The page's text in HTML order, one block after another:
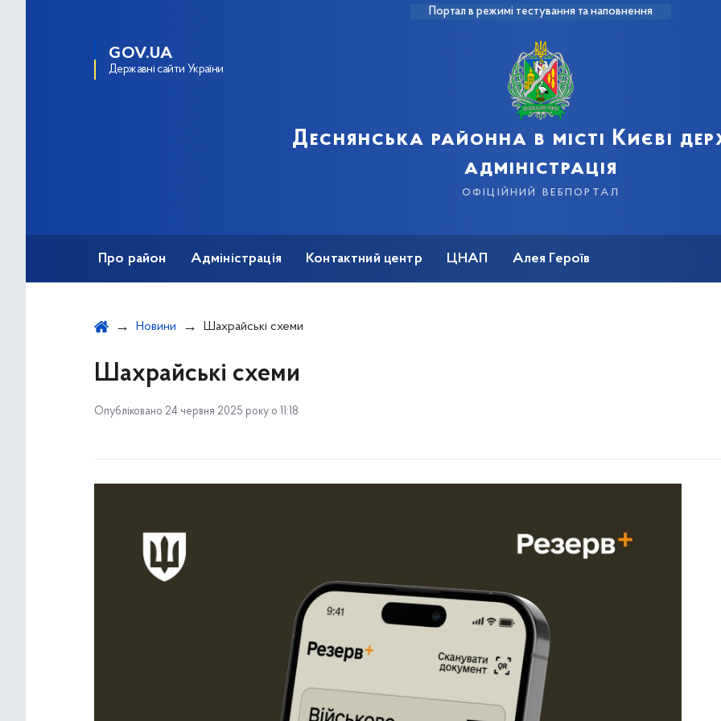
Портал в режимі тестування та наповнення
GOV.UA
Державні сайти України
Деснянська районна в місті Києві
адміністрація
офіційний вебпортал
Про район Адміністрація Контактний центр ЦНАП Алея Героїв
Новини Шахрайські схеми
Шахрайські схеми
Опубліковано 24 червня 2025 року о 11:18